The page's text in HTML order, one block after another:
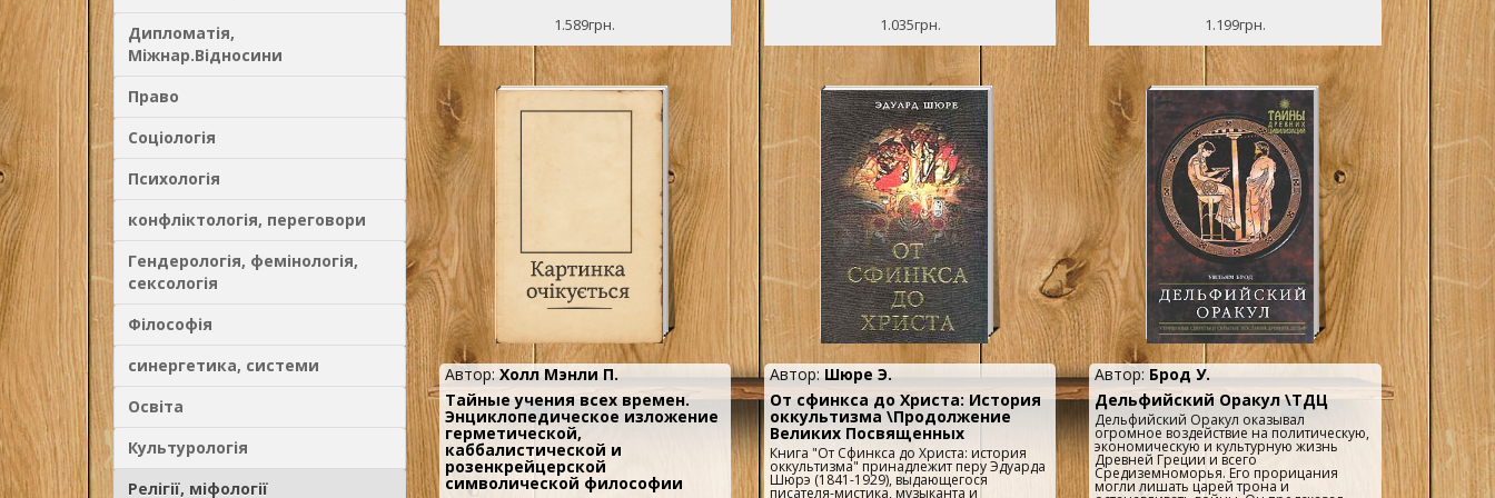
Дипломатія,
Міжнар.Відносини
Право
Соціологія
Психологія
конфліктологія, переговори
Гендерологія, фемінологія,
сексологія
Філософія
синергетика, системи
Освіта
Культурологія
Релігії, міфології
МатерейРекомендуемая литература..
в глубочайшие тайны...
1.589грн. 1.035грн. 1.199грн.
Автор:Холл Мэнли П.
Тайные учения всех времен.
Энциклопедическое изложение
герметической,
каббалистической и
розенкрейцерской
символической философии
Автор:Шюре Э.
От сфинкса до Христа: История
оккультизма \Продолжение
Великих Посвященных
Книга "От Сфинкса до Христа: история
оккультизма" принадлежит перу Эдуарда
Шюрэ (1841-1929), выдающегося
писателя-мистика, музыканта и
Автор: Брод У.
Дельфийский Оракул \ТДЦ
Дельфийский Оракул оказывал
огромное воздействие на политическую,
экономическую и культурную жизнь
Древней Греции и всего
Средиземноморья. Его прорицания
могли лишать царей трона и